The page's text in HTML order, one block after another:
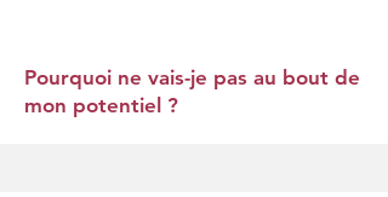
Pourquoi ne vais-je pas au bout de
mon potentiel ?